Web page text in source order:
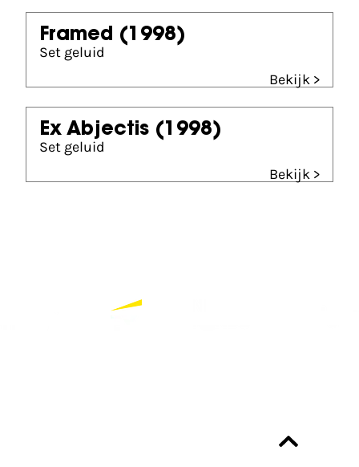
Framed (1998)
Set geluid
Bekijk >
Ex Abjectis (1998)
Set geluid
Bekijk >